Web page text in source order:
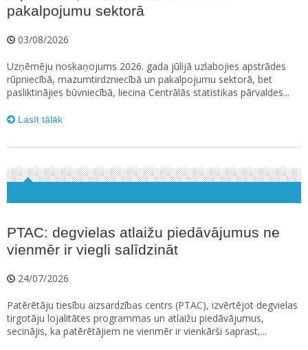
pakalpojumu sektorā
03/08/2026
Uzņēmēju noskaņojums 2026. gada jūlijā uzlabojies apstrādes
rūpniecībā, mazumtirdzniecībā un pakalpojumu sektorā, bet
pasliktinājies būvniecībā, liecina Centrālās statistikas pārvaldes...
Lasīt tālāk
PTAC: degvielas atlaižu piedāvājumus ne
vienmēr ir viegli salīdzināt
24/07/2026
Patērētāju tiesību aizsardzības centrs (PTAC), izvērtējot degvielas
tirgotāju lojalitātes programmas un atlaižu piedāvājumus,
secinājis, ka patērētājiem ne vienmēr ir vienkārši saprast,...